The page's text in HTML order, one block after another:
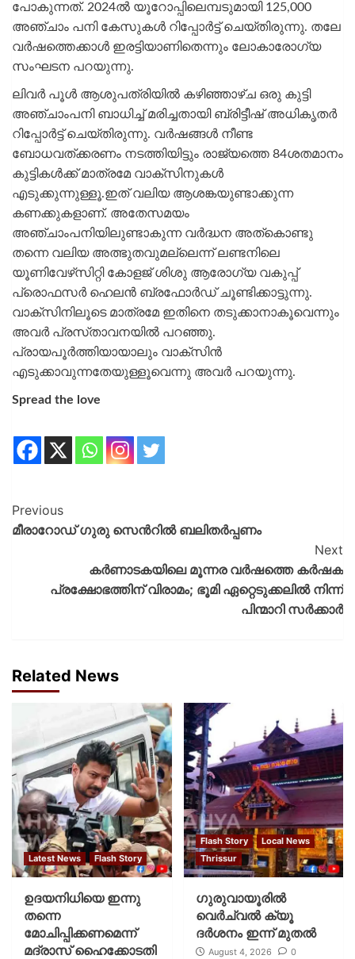
പോകുന്നത്. 2024ല്‍ യൂറോപ്പിലെമ്പടുമായി 125,000
അഞ്ചാം പനി കേസുകള്‍ റിപ്പോര്‍ട്ട് ചെയ്‌തിരുന്നു. തലേ
വര്‍ഷത്തെക്കാള്‍ ഇരട്ടിയാണിതെന്നും ലോകാരോഗ്യ
സംഘടന പറയുന്നു.
ലിവര്‍ പൂള്‍ ആശുപത്രിയില്‍ കഴിഞ്ഞാഴ്‌ച ഒരു കുട്ടി
അഞ്ചാംപനി ബാധിച്ച് മരിച്ചതായി ബ്രിട്ടീഷ് അധികൃതര്‍
റിപ്പോര്‍ട്ട് ചെയ്‌തിരുന്നു. വര്‍ഷങ്ങള്‍ നീണ്ട
ബോധവത്ക്കരണം നടത്തിയിട്ടും രാജ്യത്തെ 84ശതമാനം
കുട്ടികള്‍ക്ക് മാത്രമേ വാക്‌സിനുകള്‍
എടുക്കുന്നുള്ളൂ.ഇത് വലിയ ആശങ്കയുണ്ടാക്കുന്ന
കണക്കുകളാണ്. അതേസമയം
അഞ്ചാംപനിയിലുണ്ടാകുന്ന വര്‍ദ്ധന അത്കൊണ്ടു
തന്നെ വലിയ അത്ഭുതവുമല്ലെന്ന് ലണ്ടനിലെ
യൂണിവേഴ്‌സിറ്റി കോളജ് ശിശു ആരോഗ്യ വകുപ്പ്
പ്രൊഫസര്‍ ഹെലന്‍ ബ്രഫോര്‍ഡ് ചൂണ്ടിക്കാട്ടുന്നു.
വാക്‌സിനിലൂടെ മാത്രമേ ഇതിനെ തടുക്കാനാകൂവെന്നും
അവര്‍ പ്രസ്‌താവനയില്‍ പറഞ്ഞു.
പ്രായപൂര്‍ത്തിയായാലും വാക്‌സിന്‍
എടുക്കാവുന്നതേയുള്ളൂവെന്നു അവര്‍ പറയുന്നു.
Spread the love
Previous
മീരാറോഡ് ഗുരു സെൻറിൽ ബലിതർപ്പണം
Next
കർണാടകയിലെ മൂന്നര വര്‍ഷത്തെ കർഷക
പ്രക്ഷോഭത്തിന് വിരാമം; ഭൂമി ഏറ്റെടുക്കലില്‍ നിന്ന്
പിന്മാറി സര്‍ക്കാര്‍
Related News
Latest News Flash Story
ഉദയനിധിയെ ഇന്നു
തന്നെ
മോചിപ്പിക്കണമെന്ന്
മദ്രാസ് ഹൈക്കോടതി
Flash Story
Local News
Thrissur
ഗുരുവായൂരില്‍
വെര്‍ച്വല്‍ ക്യൂ
ദര്‍ശനം ഇന്ന് മുതല്‍
August 4, 2026 0